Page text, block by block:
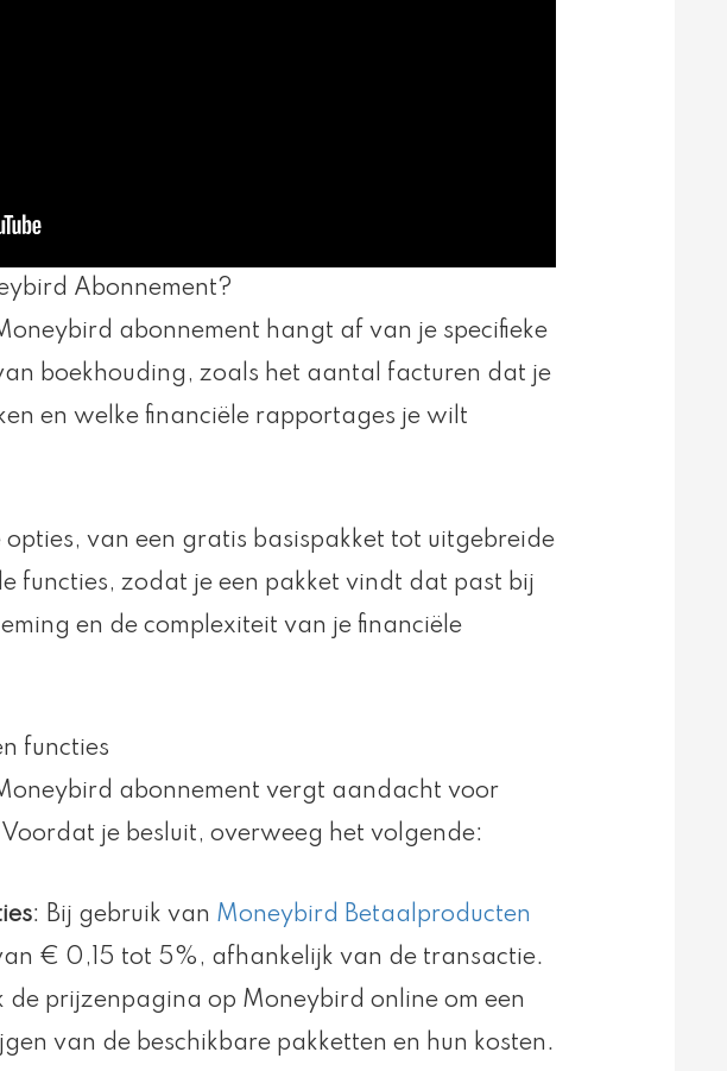
Abonnement?
abonnement hangt af van je specifieke
boekhouding, zoals het aantal facturen dat je
en welke financiële rapportages je wilt
opties, van een gratis basispakket tot uitgebreide
functies, zodat je een pakket vindt dat past bij
en de complexiteit van je financiële
functies
abonnement vergt aandacht voor
je besluit, overweeg het volgende:
: Bij gebruik van Moneybird Betaalproducten
€ 0,15 tot 5%, afhankelijk van de transactie.
de prijzenpagina op Moneybird online om een
van de beschikbare pakketten en hun kosten.